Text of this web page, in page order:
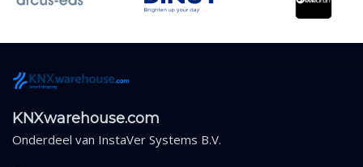
KNXwarehouse.com
Onderdeel van InstaVer Systems B.V.